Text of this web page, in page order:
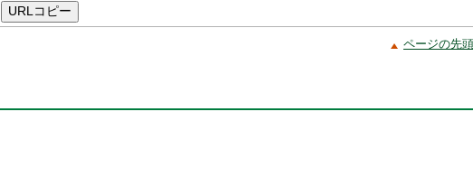
URLコピー
ページの先